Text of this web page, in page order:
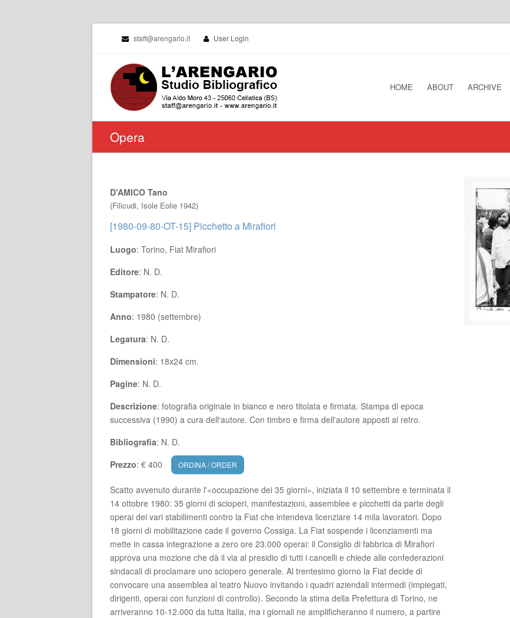
staff@arengario.it User Login
HOME ABOUT ARCHIVE
Opera
D'AMICO Tano
(Filicudi, Isole Eolie 1942)
[1980-09-80-OT-15] Picchetto a Mirafiori
Luogo: Torino, Fiat Mirafiori
Editore: N. D.
Stampatore: N. D.
Anno: 1980 (settembre)
Legatura: N. D.
Dimensioni: 18x24 cm.
Pagine: N. D.
Descrizione: fotografia originale in bianco e nero titolata e firmata. Stampa di epoca
successiva (1990) a cura dell'autore. Con timbro e firma dell'autore apposti al retro.
Bibliografia: N. D.
Prezzo: € 400 ORDINA / ORDER
Scatto avvenuto durante l'«occupazione dei 35 giorni», iniziata il 10 settembre e terminata il
14 ottobre 1980: 35 giorni di scioperi, manifestazioni, assemblee e picchetti da parte degli
operai dei vari stabilimenti contro la Fiat che intendeva licenziare 14 mila lavoratori. Dopo
18 giorni di mobilitazione cade il governo Cossiga. La Fiat sospende i licenziamenti ma
mette in cassa integrazione a zero ore 23.000 operai: il Consiglio di fabbrica di Mirafiori
approva una mozione che dà il via al presidio di tutti i cancelli e chiede alle confederazioni
sindacali di proclamare uno sciopero generale. Al trentesimo giorno la Fiat decide di
convocare una assemblea al teatro Nuovo invitando i quadri aziendali intermedi (impiegati,
dirigenti, operai con funzioni di controllo). Secondo la stima della Prefettura di Torino, ne
arriveranno 10-12.000 da tutta Italia, ma i giornali ne amplificheranno il numero, a partire